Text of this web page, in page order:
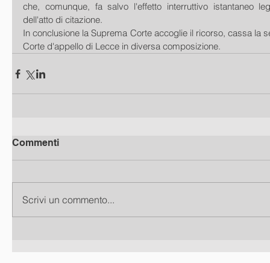
che, comunque, fa salvo l'effetto interruttivo istantaneo
dell'atto di citazione.
In conclusione la Suprema Corte accoglie il ricorso, cassa la
Corte d'appello di Lecce in diversa composizione.
Commenti
Scrivi un commento...